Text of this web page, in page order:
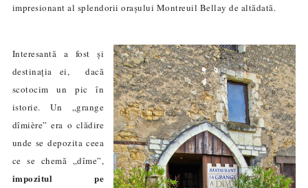
impresionant al splendorii orașului Montreuil Bellay de altădată.
Interesantă a fost și
destinația ei, dacă
scotocim un pic în
istorie. Un „grange
dîmière” era o clădire
unde se depozita ceea
ce se chemă „dîme”,
impozitul pe